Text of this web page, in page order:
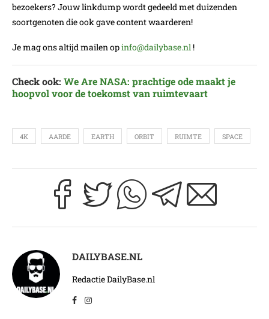
bezoekers? Jouw linkdump wordt gedeeld met duizenden
soortgenoten die ook gave content waarderen!
Je mag ons altijd mailen opinfo@dailybase.nl !
Check ook: We Are NASA: prachtige ode maakt je
hoopvol voor de toekomst van ruimtevaart
4K AARDE EARTH ORBIT RUIMTE SPACE
DAILYBASE.NL
Redactie DailyBase.nl